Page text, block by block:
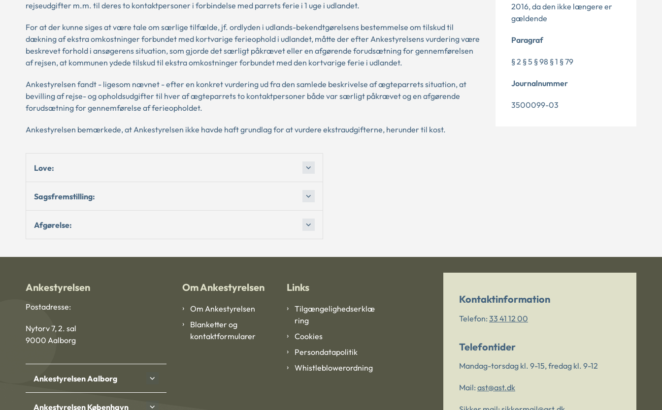
rejseudgifter m.m. til deres to kontaktpersoner i forbindelse med parrets ferie i 1 uge i udlandet.
For at der kunne siges at være tale om særlige tilfælde, jf. ordlyden i udlands-bekendtgørelsens bestemmelse om tilskud til
dækning af ekstra omkostninger forbundet med kortvarige ferieophold i udlandet, måtte der efter Ankestyrelsens vurdering være
beskrevet forhold i ansøgerens situation, som gjorde det særligt påkrævet eller en afgørende forudsætning for gennemførelsen
af rejsen, at kommunen ydede tilskud til ekstra omkostninger forbundet med den kortvarige ferie i udlandet.
Ankestyrelsen fandt - ligesom nævnet - efter en konkret vurdering ud fra den samlede beskrivelse af ægteparrets situation, at
bevilling af rejse- og opholdsudgifter til hver af ægteparrets to kontaktpersoner både var særligt påkrævet og en afgørende
forudsætning for gennemførelse af ferieopholdet.
Ankestyrelsen bemærkede, at Ankestyrelsen ikke havde haft grundlag for at vurdere ekstraudgifterne, herunder til kost.
Love:
Sagsfremstilling:
Afgørelse:
2016, da den ikke længere er
gældende
Paragraf
§ 2 § 5 § 98 § 1 § 79
Journalnummer
3500099-03
Ankestyrelsen
Postadresse:
Nytorv 7, 2. sal
9000 Aalborg
Ankestyrelsen Aalborg
Ankestyrelsen København
Om Ankestyrelsen
Om Ankestyrelsen
Blanketter og
kontaktformularer
Links
Tilgængelighedserklæ
ring
Cookies
Persondatapolitik
Whistleblowerordning
Kontaktinformation
Telefon: 33 41 12 00
Telefontider
Mandag-torsdag kl. 9-15, fredag kl. 9-12
Mail: ast@ast.dk